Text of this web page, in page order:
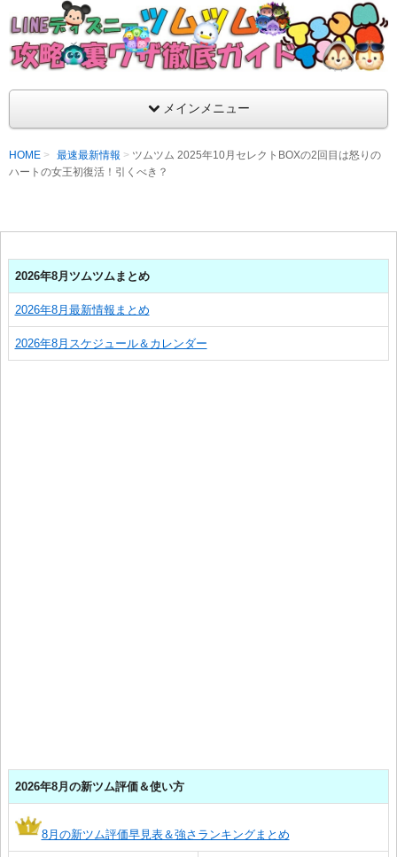
LINEディズニー ツムツム攻略・裏ワザ徹底
支持率No1！痒いところに手が届くツムツム攻略サイト！新ツ
ラ評価も丁寧に解説！ツムツムを120％楽しめるサイトを目指し
メインメニュー
HOME 最速最新情報
ツムツム 2025年10月セレクトBOXの2回目は怒りの
ハートの女王初復活！引くべき？
2026年8月ツムツムまとめ
2026年8月最新情報まとめ
2026年8月スケジュール＆カレンダー
2026年8月の新ツム評価＆使い方
8月の新ツム評価早見表＆強さランキングまとめ